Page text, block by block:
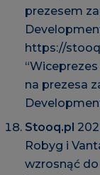
prezesem
https://
na prezesa
Stooq.pl
Robyg i
wzrosnąć do